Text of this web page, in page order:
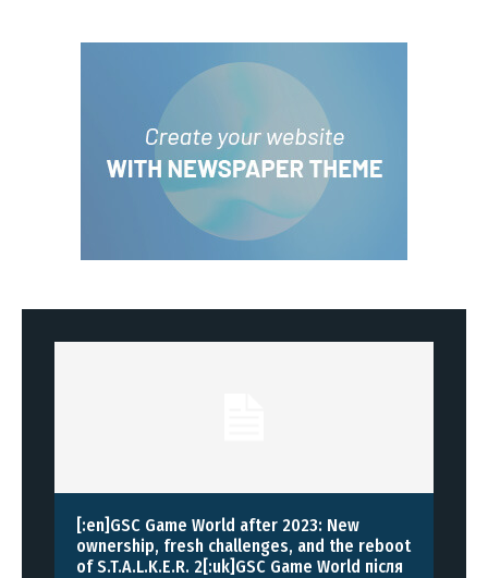
[:en]GSC Game World after 2023: New
ownership, fresh challenges, and the reboot
of S.T.A.L.K.E.R. 2[:uk]GSC Game World після